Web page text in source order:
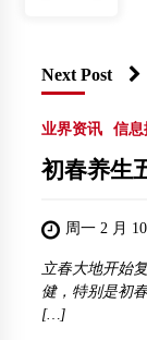
Next Post
业界资讯 信息
初春养生
周一 2 月
立春大地开始
健，特别是初
[…]